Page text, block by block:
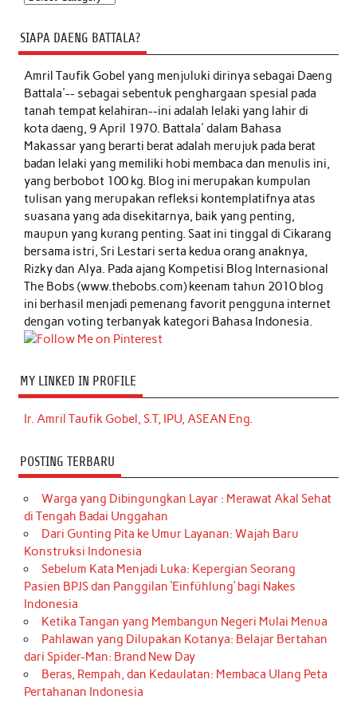
SIAPA DAENG BATTALA?
Amril Taufik Gobelyang menjuluki dirinya sebagai Daeng
Battala'-- sebagai sebentuk penghargaan spesial pada
tanah tempat kelahiran--ini adalah lelaki yang lahir di
kota daeng, 9 April 1970. Battala' dalam Bahasa
Makassar yang berarti berat adalah merujuk pada berat
badan lelaki yang memiliki hobi membaca dan menulis ini,
yang berbobot 100 kg. Blog ini merupakan kumpulan
tulisan yang merupakan refleksi kontemplatifnya atas
suasana yang ada disekitarnya, baik yang penting,
maupun yang kurang penting. Saat ini tinggal di Cikarang
bersama istri, Sri Lestari serta kedua orang anaknya,
Rizky dan Alya. Pada ajang Kompetisi Blog Internasional
The Bobs (www.thebobs.com) keenam tahun 2010 blog
ini berhasil menjadi pemenang favorit pengguna internet
dengan voting terbanyak kategori Bahasa Indonesia.
MY LINKED IN PROFILE
Ir. Amril Taufik Gobel, S.T, IPU, ASEAN Eng.
POSTING TERBARU
Warga yang Dibingungkan Layar : Merawat Akal Sehat
di Tengah Badai Unggahan
Dari Gunting Pita ke Umur Layanan: Wajah Baru
Konstruksi Indonesia
Sebelum Kata Menjadi Luka: Kepergian Seorang
Pasien BPJS dan Panggilan ‘Einfühlung’ bagi Nakes
Indonesia
Ketika Tangan yang Membangun Negeri Mulai Menua
Pahlawan yang Dilupakan Kotanya: Belajar Bertahan
dari Spider-Man: Brand New Day
Beras, Rempah, dan Kedaulatan: Membaca Ulang Peta
Pertahanan Indonesia